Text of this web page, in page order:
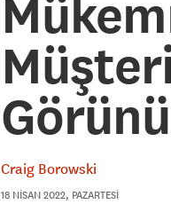
Craig Borowski
18 NISAN 2022, PAZARTESI